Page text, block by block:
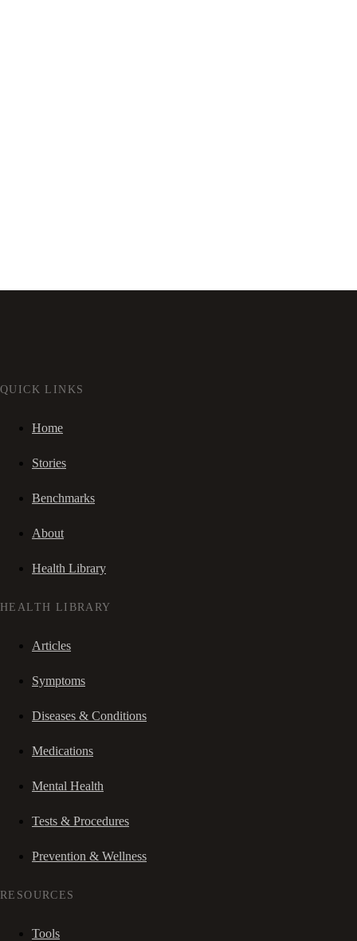
QUICK LINKS
Home
Stories
Benchmarks
About
Health Library
HEALTH LIBRARY
Articles
Symptoms
Diseases & Conditions
Medications
Mental Health
Tests & Procedures
Prevention & Wellness
RESOURCES
Tools